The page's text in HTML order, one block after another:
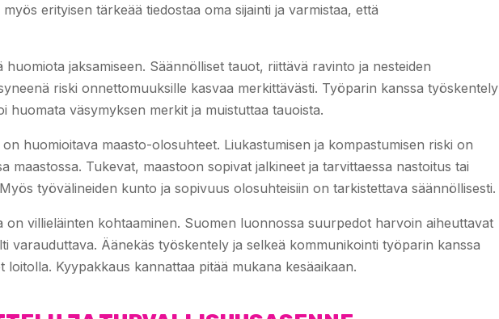
erityisen tärkeää tiedostaa oma sijainti ja varmistaa, että
jaksamiseen. Säännölliset tauot, riittävä ravinto ja nesteiden
riski onnettomuuksille kasvaa merkittävästi. Työparin kanssa työskentely
huomata väsymyksen merkit ja muistuttaa tauoista.
huomioitava maasto-olosuhteet. Liukastumisen ja kompastumisen riski on
maastossa. Tukevat, maastoon sopivat jalkineet ja tarvittaessa nastoitus tai
työvälineiden kunto ja sopivuus olosuhteisiin on tarkistettava säännöllisesti.
villieläinten kohtaaminen. Suomen luonnossa suurpedot harvoin aiheuttavat
varauduttava. Äänekäs työskentely ja selkeä kommunikointi työparin kanssa
loitolla. Kyypakkaus kannattaa pitää mukana kesäaikaan.